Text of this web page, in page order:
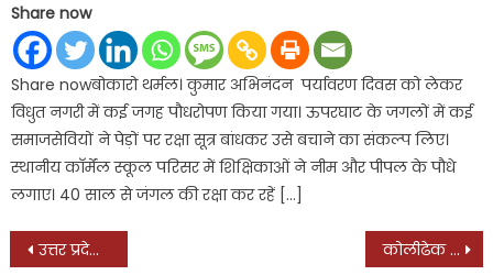
Share now
Share nowबोकारो थर्मल। कुमार अभिनंदन पर्यावरण दिवस को लेकर
विधुत नगरी में कई जगह पौधरोपण किया गया। ऊपरघाट के जगलों में कई
समाजसेवियों ने पेड़ों पर रक्षा सूत्र बांधकर उसे बचाने का संकल्प लिए।
स्थानीय काॅर्मेंल स्कूल परिसर में शिक्षिकाओं ने नीम और पीपल के पौधे
लगाए। 40 साल से जंगल की रक्षा कर रहें […]
Post
उत्तर प्रदेश में रावण राज से बदतर योगी राज : इंजी. मोहम्मद हैदर कोलीढेक झील निर्माण कार्य में नहीं होगी देरी : फर्त्याल